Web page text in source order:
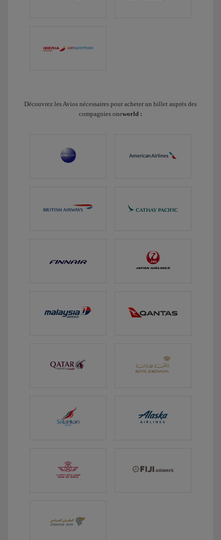
Découvrez les Avios nécessaires pour acheter un billet auprès des
compagnies oneworld :